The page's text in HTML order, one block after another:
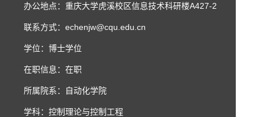
办公地点：重庆大学虎溪校区信息技术科研楼A427-2
联系方式：echenjw@cqu.edu.cn
学位：博士学位
在职信息：在职
所属院系：自动化学院
学科：控制理论与控制工程